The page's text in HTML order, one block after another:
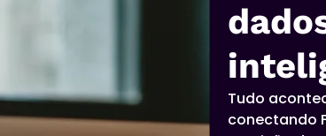
Tudo
conectando